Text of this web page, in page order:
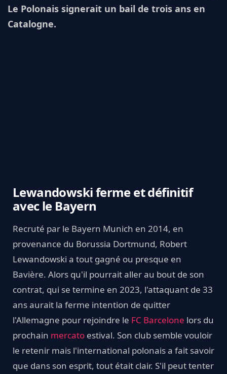
Le Polonais signerait un bail de trois ans en
Catalogne.
Lewandowski ferme et définitif
avec le Bayern
Recruté par le Bayern Munich en 2014, en
provenance du Borussia Dortmund, Robert
Lewandowski a tout gagné ou presque en
Bavière. Alors qu'il pourrait aller au bout de son
contrat, qui se termine en 2023, l'attaquant de 33
ans aurait la ferme intention de quitter
l'Allemagne pour rejoindre le FC Barcelone lors du
prochain mercato estival. Son club semble vouloir
le retenir mais l'international polonais a fait savoir
que dans son esprit, tout était clair. S'il peut tenter